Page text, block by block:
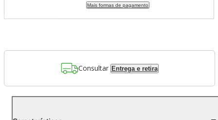
Mais formas de pagamento
Consultar Entrega e retira